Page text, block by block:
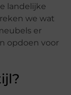
landelijke
we wat
er
opdoen voor